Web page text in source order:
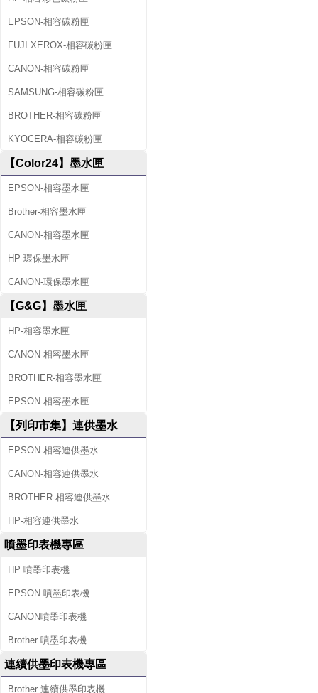
EPSON-相容碳粉匣
FUJI XEROX-相容碳粉匣
CANON-相容碳粉匣
SAMSUNG-相容碳粉匣
BROTHER-相容碳粉匣
KYOCERA-相容碳粉匣
【Color24】墨水匣
EPSON-相容墨水匣
Brother-相容墨水匣
CANON-相容墨水匣
HP-環保墨水匣
CANON-環保墨水匣
【G&G】墨水匣
HP-相容墨水匣
CANON-相容墨水匣
BROTHER-相容墨水匣
EPSON-相容墨水匣
【列印市集】連供墨水
EPSON-相容連供墨水
CANON-相容連供墨水
BROTHER-相容連供墨水
HP-相容連供墨水
噴墨印表機專區
HP 噴墨印表機
EPSON 噴墨印表機
CANON噴墨印表機
Brother 噴墨印表機
連續供墨印表機專區
Brother 連續供墨印表機